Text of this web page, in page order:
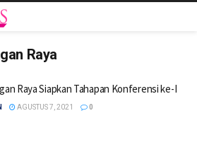
Raya
Raya Siapkan Tahapan Konferensi ke-I
AGUSTUS 7, 2021 0